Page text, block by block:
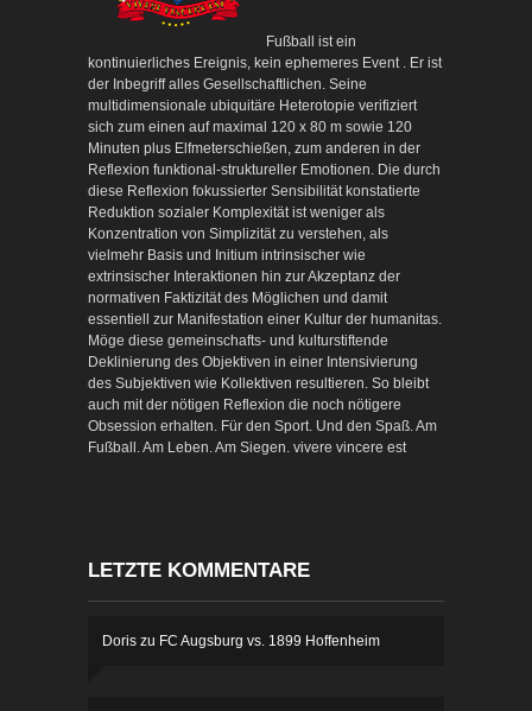
Fußball ist ein
kontinuierliches Ereignis, kein ephemeres Event . Er ist
der Inbegriff alles Gesellschaftlichen. Seine
multidimensionale ubiquitäre Heterotopie verifiziert
sich zum einen auf maximal 120 x 80 m sowie 120
Minuten plus Elfmeterschießen, zum anderen in der
Reflexion funktional-struktureller Emotionen. Die durch
diese Reflexion fokussierter Sensibilität konstatierte
Reduktion sozialer Komplexität ist weniger als
Konzentration von Simplizität zu verstehen, als
vielmehr Basis und Initium intrinsischer wie
extrinsischer Interaktionen hin zur Akzeptanz der
normativen Faktizität des Möglichen und damit
essentiell zur Manifestation einer Kultur der humanitas.
Möge diese gemeinschafts- und kulturstiftende
Deklinierung des Objektiven in einer Intensivierung
des Subjektiven wie Kollektiven resultieren. So bleibt
auch mit der nötigen Reflexion die noch nötigere
Obsession erhalten. Für den Sport. Und den Spaß. Am
Fußball. Am Leben. Am Siegen. vivere vincere est
LETZTE KOMMENTARE
Doris zu FC Augsburg vs. 1899 Hoffenheim